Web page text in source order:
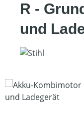
R -
und
Bildergalerie